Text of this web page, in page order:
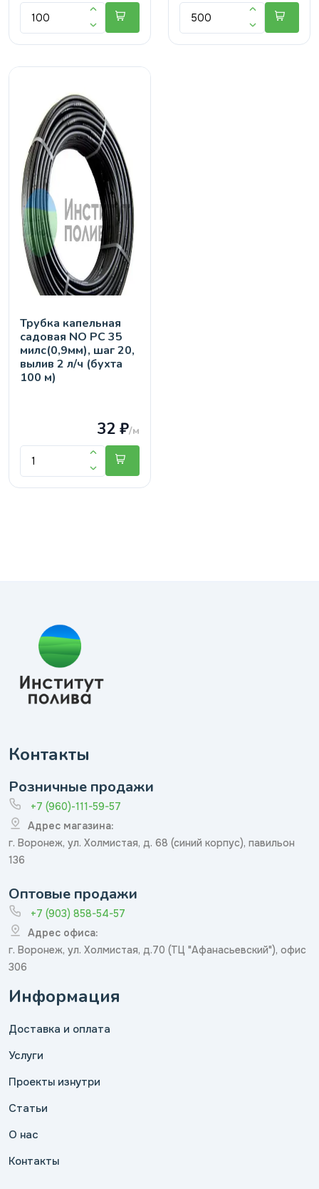
Трубка капельная
садовая NO PC 35
милс(0,9мм), шаг 20,
вылив 2 л/ч (бухта
100 м)
32 ₽/м
Контакты
Розничные продажи
+7 (960)-111-59-57
Адрес магазина:
г. Воронеж, ул. Холмистая, д. 68 (синий корпус), павильон
136
Оптовые продажи
+7 (903) 858-54-57
Адрес офиса:
г. Воронеж, ул. Холмистая, д.70 (ТЦ "Афанасьевский"), офис
306
Информация
Доставка и оплата
Услуги
Проекты изнутри
Статьи
О нас
Контакты